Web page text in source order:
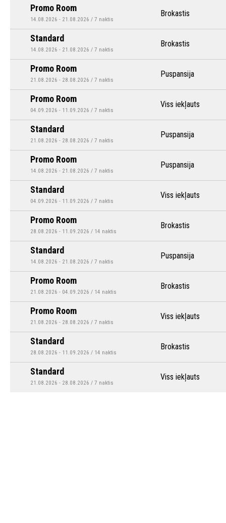
Promo Room
14.08.2026 - 21.08.2026 / 7 naktis
Brokastis
Standard
14.08.2026 - 21.08.2026 / 7 naktis
Brokastis
Promo Room
21.08.2026 - 28.08.2026 / 7 naktis
Puspansija
Promo Room
04.09.2026 - 11.09.2026 / 7 naktis
Viss iekļauts
Standard
21.08.2026 - 28.08.2026 / 7 naktis
Puspansija
Promo Room
14.08.2026 - 21.08.2026 / 7 naktis
Puspansija
Standard
04.09.2026 - 11.09.2026 / 7 naktis
Viss iekļauts
Promo Room
28.08.2026 - 11.09.2026 / 14 naktis
Brokastis
Standard
14.08.2026 - 21.08.2026 / 7 naktis
Puspansija
Promo Room
21.08.2026 - 04.09.2026 / 14 naktis
Brokastis
Promo Room
21.08.2026 - 28.08.2026 / 7 naktis
Viss iekļauts
Standard
28.08.2026 - 11.09.2026 / 14 naktis
Brokastis
Standard
21.08.2026 - 28.08.2026 / 7 naktis
Viss iekļauts